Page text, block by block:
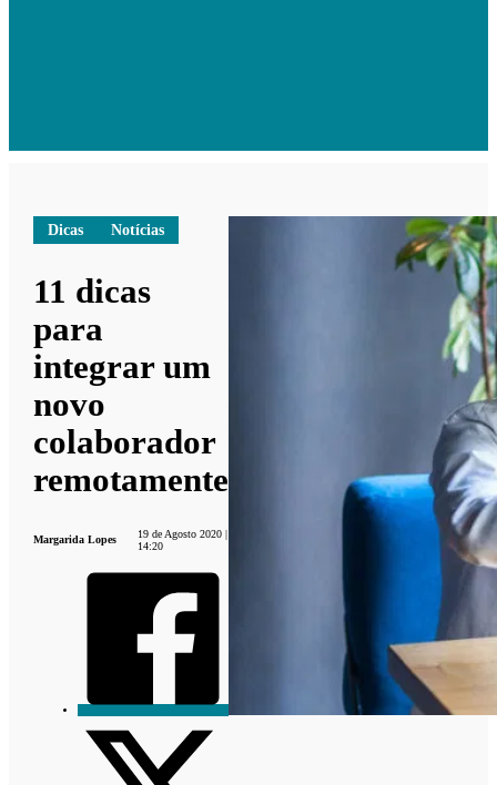
Dicas Notícias
11 dicas
para
integrar um
novo
colaborador
remotamente
Margarida Lopes
19 de Agosto 2020 |
14:20